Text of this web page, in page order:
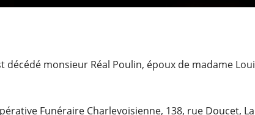
décédé monsieur Réal Poulin, époux de madame
Funéraire Charlevoisienne, 138, rue Doucet,